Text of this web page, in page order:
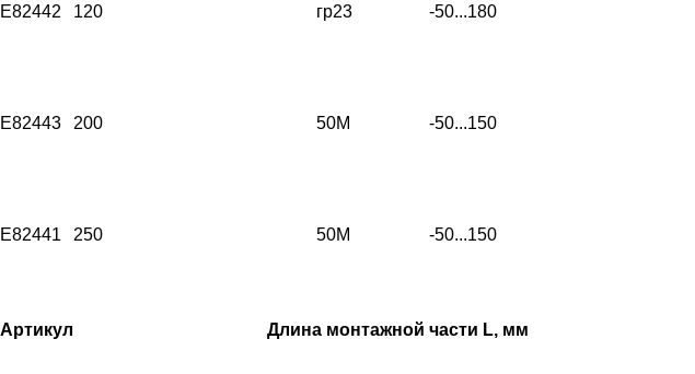
E82442 120 гр23 -50...180
E82443 200 50М -50...150
E82441 250 50М -50...150
Артикул Длина монтажной части L, мм